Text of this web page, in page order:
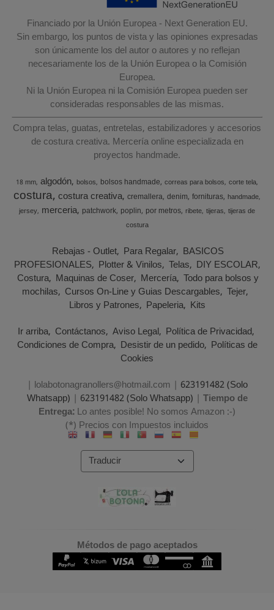
Financiado por la Unión Europea - Next Generation EU.
Sin embargo, los puntos de vista y las opiniones expresadas
son únicamente los del autor o autores y no reflejan
necesariamente los de la Unión Europea o la Comisión
Europea.
Ni la Unión Europea ni la Comisión Europea pueden ser
consideradas responsables de las mismas.
Compra telas, guatas, entretelas, estabilizadores y accesorios
de costura creativa. Mercería online especializada en
proyectos handmade.
18 mm algodón bolsos bolsos handmade correas para bolsos corte tela
costura costura creativa cremallera denim fornituras handmade
jersey merceria patchwork poplin por metros ribete tijeras tijeras de
costura
Rebajas - Outlet Para Regalar BASICOS
PROFESIONALES Plotter & Vinilos Telas DIY ESCOLAR
Costura Maquinas de Coser Mercería Todo para bolsos y
mochilas Cursos On-Line y Guias Descargables Tejer
Libros y Patrones Papeleria Kits
Ir arriba Contáctanos Aviso Legal Política de Privacidad
Condiciones de Compra Desistir de un pedido Políticas de
Cookies
| lolabotonagranollers@hotmail.com | 623191482 (Solo
Whatsapp) | 623191482 (Solo Whatsapp) | Tiempo de
Entrega:Lo antes posible! No somos Amazon :-)
(*) Precios con Impuestos incluidos
Métodos de pago aceptados